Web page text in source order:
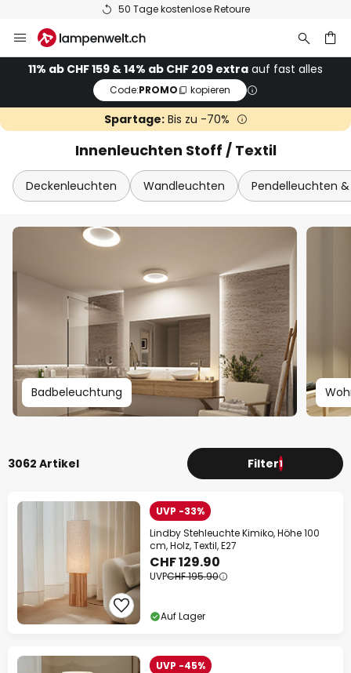
50 Tage kostenlose Retoure
Inhalt
springen
11% ab CHF 159 & 14% ab CHF 209 extra auf fast alles
Code:PROMO kopieren
Spartage:Bis zu -70%
Innenleuchten Stoff / Textil
Deckenleuchten Wandleuchten Pendelleuchten
Badbeleuchtung
3062 Artikel Filter1
UVP -33%
Lindby Stehleuchte Kimiko, Höhe 100
cm, Holz, Textil, E27
CHF 129.90
UVPCHF 195.90
Auf Lager
UVP -45%
Extra Rabatt
11% Rabattab CHF 159
14% Rabattab CHF 209
Jetzt einlösen
*Ausgenommene Hersteller